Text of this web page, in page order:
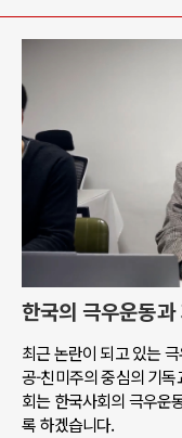
한국의 극우운동과
최근 논란이 되고 있는
공-친미주의 중심의 기
회는 한국사회의 극우운
록 하겠습니다.